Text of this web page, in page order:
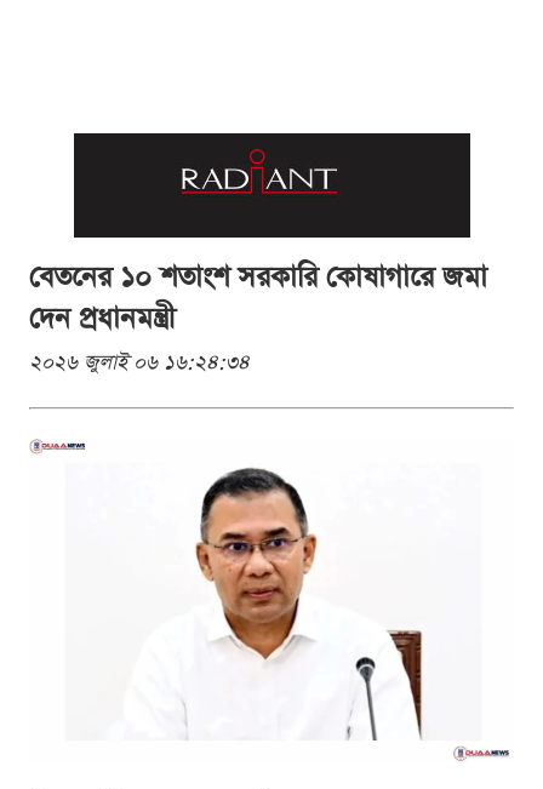
বেতনের ১০ শতাংশ সরকারি কোষাগারে জমা
দেন প্রধানমন্ত্রী
২০২৬ জুলাই ০৬ ১৬:২৪:৩৪